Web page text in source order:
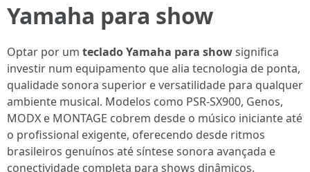
Yamaha para show
Optar por um teclado Yamaha para showsignifica
investir num equipamento que alia tecnologia de ponta,
qualidade sonora superior e versatilidade para qualquer
ambiente musical. Modelos como PSR-SX900, Genos,
MODX e MONTAGE cobrem desde o músico iniciante até
o profissional exigente, oferecendo desde ritmos
brasileiros genuínos até síntese sonora avançada e
conectividade completa para shows dinâmicos.